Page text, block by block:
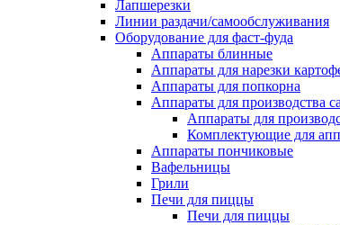
Лапшерезки
Линии раздачи/самообслуживания
Оборудование для фаст-фуда
Аппараты блинные
Аппараты для нарезки
Аппараты для попкорна
Аппараты для производства
Аппараты для
Комплектующие для
Аппараты пончиковые
Вафельницы
Грили
Печи для пиццы
Печи для пиццы